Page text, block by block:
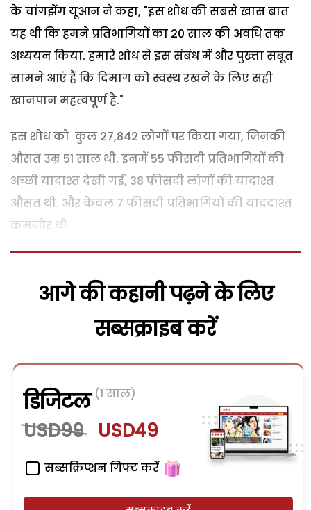
के चांगझेंग यूआन ने कहा, "इस शोध की सबसे खास बात
यह थी कि हमने प्रतिभागियों का 20 साल की अवधि तक
अध्ययन किया. हमारे शोध से इस संबंध में और पुख्ता सबूत
सामने आएं हैं कि दिमाग को स्वस्थ रखने के लिए सही
खानपान महत्वपूर्ण है."
इस शोध को कुल 27,842 लोगों पर किया गया, जिनकी
औसत उम्र 51 साल थी. इनमें 55 फीसदी प्रतिभागियों की
अच्छी यादाश्त देखी गई, 38 फीसदी लोगों की यादाश्त
औसत थी. और केवल 7 फीसदी प्रतिभागियों की याददाश्त
कमजोर थी.
आगे की कहानी पढ़ने के लिए
सब्सक्राइब करें
डिजिटल (1 साल)
USD99 USD49
सब्सक्रिप्शन गिफ्ट करें